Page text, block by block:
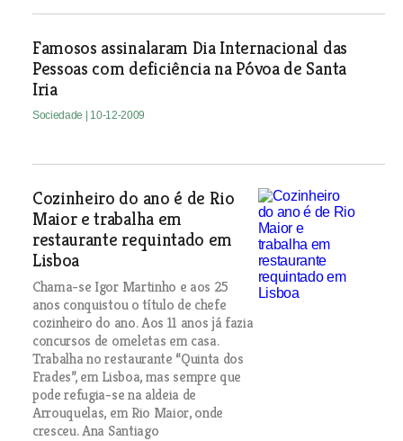
Famosos assinalaram Dia Internacional das
Pessoas com deficiência na Póvoa de Santa
Iria
Sociedade | 10-12-2009
Cozinheiro do ano é de Rio
Maior e trabalha em
restaurante requintado em
Lisboa
Chama-se Igor Martinho e aos 25
anos conquistou o título de chefe
cozinheiro do ano. Aos 11 anos já fazia
concursos de omeletas em casa.
Trabalha no restaurante “Quinta dos
Frades”, em Lisboa, mas sempre que
pode refugia-se na aldeia de
Arrouquelas, em Rio Maior, onde
cresceu. Ana Santiago